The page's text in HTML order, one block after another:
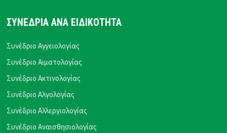
ΣΥΝΕΔΡΙΑ ΑΝΑ ΕΙΔΙΚΟΤΗΤΑ
Συνέδριο Αγγειολογίας
Συνέδριο Αιματολογίας
Συνέδριο Ακτινολογίας
Συνέδριο Αλγολογίας
Συνέδριο Αλλεργιολογίας
Συνέδριο Αναισθησιολογίας